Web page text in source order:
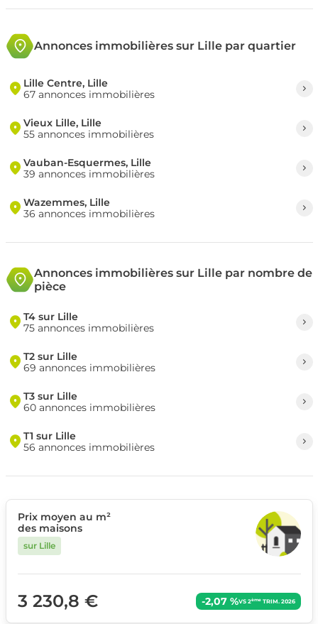
Annonces immobilières sur Lille par quartier
Lille Centre, Lille
67 annonces immobilières
Vieux Lille, Lille
55 annonces immobilières
Vauban-Esquermes, Lille
39 annonces immobilières
Wazemmes, Lille
36 annonces immobilières
Annonces immobilières sur Lille par nombre de
pièce
T4 sur Lille
75 annonces immobilières
T2 sur Lille
69 annonces immobilières
T3 sur Lille
60 annonces immobilières
T1 sur Lille
56 annonces immobilières
Prix moyen au m²
des maisons
sur Lille
3 230,8 € -2,07 %VS 2èmeTRIM. 2026